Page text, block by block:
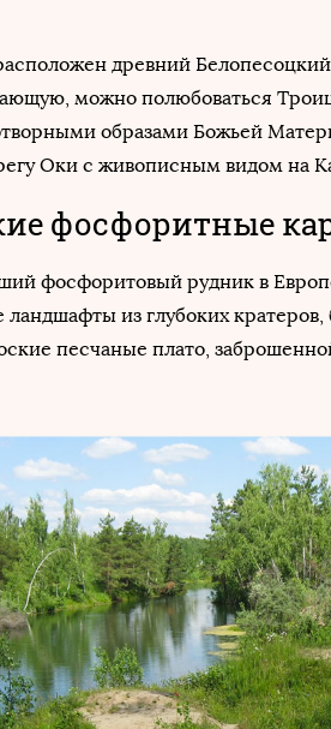
древний
можно полюбоваться
образами Божьей
Оки с живописным видом на
фосфоритные
фосфоритовый рудник в
из глубоких кратеров,
песчаные плато,